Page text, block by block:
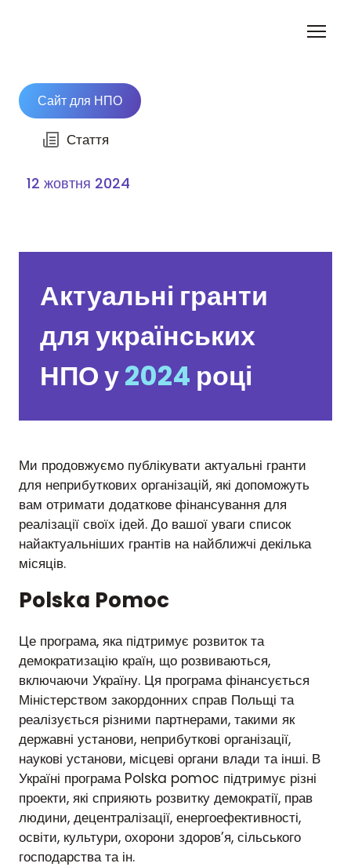
Сайт для НПО
Стаття
12 жовтня 2024
Актуальні гранти
для українських
НПО у2024 році
Ми продовжуємо публікувати актуальні гранти
для неприбуткових організацій, які допоможуть
вам отримати додаткове фінансування для
реалізації своїх ідей. До вашої уваги список
найактуальніших грантів на найближчі декілька
місяців.
Polska Pomoc
Це програма, яка підтримує розвиток та
демократизацію країн, що розвиваються,
включаючи Україну. Ця програма фінансується
Міністерством закордонних справ Польщі та
реалізується різними партнерами, такими як
державні установи, неприбуткові організації,
наукові установи, місцеві органи влади та інші. В
Україні програма Polska pomoc підтримує різні
проекти, які сприяють розвитку демократії, прав
людини, децентралізації, енергоефективності,
освіти, культури, охорони здоров’я, сільського
господарства та ін.